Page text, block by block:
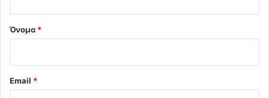
Όνομα *
Email *